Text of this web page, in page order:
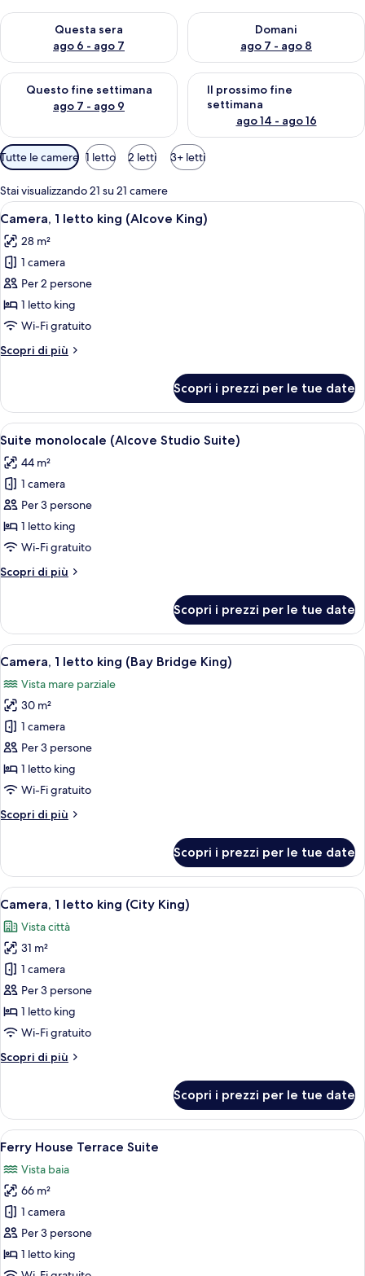
Questa sera
ago 6 - ago 7
Verifica la disponibilità per questa sera, ago 6 - ago 7
Domani
ago 7 - ago 8
Verifica la disponibilità per
Questo fine settimana
ago 7 - ago 9
Verifica la disponibilità per questo fine settimana, ago 7 - ago
Il prossimo fine
settimana
ago 14 - ago 16
Verifica la disponibilità per il
Filtri
disponibili
per
le
camere
Tutte le camere 1 letto 2 letti 3+ letti
Stai visualizzando 21 su 21 camere
Apri
tutte
le
foto
per
Camera,
1
king
Una camera d'albergo moderna con
4
Camera, 1 letto king (Alcove King)
28 m²
1 camera
Per 2 persone
1 letto king
Wi-Fi gratuito
Scopri di più
Altri
1
letto
king
King)
Scopri i prezzi per le tue date
Apri
tutte
le
foto
per
Suite
monolocale
Studio
Un soggiorno moderno con un
5
Suite monolocale (Alcove Studio Suite)
44 m²
1 camera
Per 3 persone
1 letto king
Wi-Fi gratuito
Scopri di più
Altri
monolocale
(Alcove
Studio
Scopri i prezzi per le tue date
Apri
tutte
le
foto
per
Camera,
1
letto
(Bay
Biancheria da letto di alta qualità,
4
Camera, 1 letto king (Bay Bridge King)
Vista mare parziale
30 m²
1 camera
Per 3 persone
1 letto king
Wi-Fi gratuito
Scopri di più
Altri
1
letto
king
Bridge
King)
Scopri i prezzi per le tue date
Apri
tutte
le
foto
per
Camera,
1
letto
(City
Camera d'albergo moderna con un
5
Camera, 1 letto king (City King)
Vista città
31 m²
1 camera
Per 3 persone
1 letto king
Wi-Fi gratuito
Scopri di più
Altri
1
letto
king
King)
Scopri i prezzi per le tue date
Apri
tutte
le
foto
per
Ferry
House
Terrace
Una terrazza sul tetto con divano,
4
Ferry House Terrace Suite
Vista baia
66 m²
1 camera
Per 3 persone
1 letto king